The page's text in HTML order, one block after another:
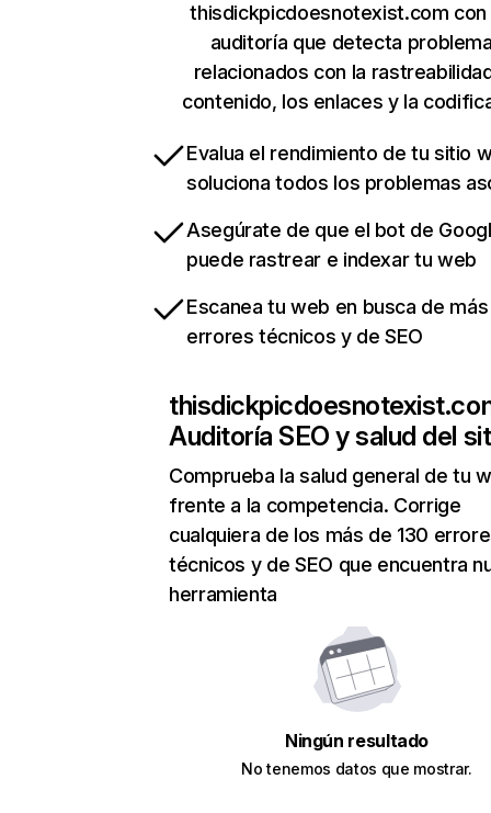
thisdickpicdoesnotexist.com con
auditoría que detecta
relacionados con la
contenido, los enlaces y la
Evalua el rendimiento de tu sitio
soluciona todos los problemas
Asegúrate de que el bot de
puede rastrear e indexar tu web
Escanea tu web en busca de
errores técnicos y de SEO
Auditoría SEO y salud del
Comprueba la salud general de tu
frente a la competencia. Corrige
cualquiera de los más de 130
técnicos y de SEO que encuentra
herramienta
Ningún resultado
No tenemos datos que mostrar.